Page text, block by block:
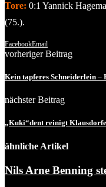
Tore: 0:1 Yannick
(75.).
FacebookEmail
vorheriger Beitrag
Kein tapferes Schneiderlein –
nächster Beitrag
„Kuki“dent reinigt
ähnliche Artikel
Nils Arne Benning